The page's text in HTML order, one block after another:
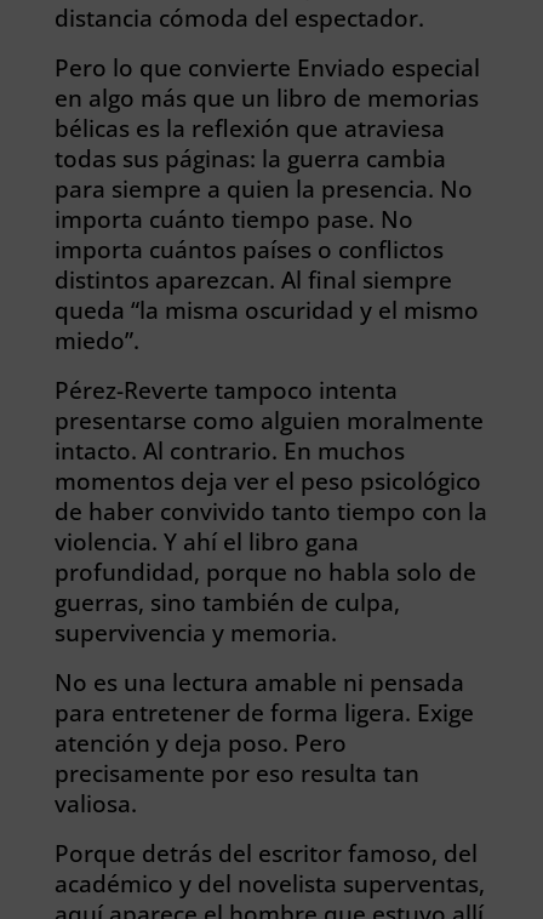
distancia cómoda del espectador.
Pero lo que convierte Enviado especial
en algo más que un libro de memorias
bélicas es la reflexión que atraviesa
todas sus páginas: la guerra cambia
para siempre a quien la presencia. No
importa cuánto tiempo pase. No
importa cuántos países o conflictos
distintos aparezcan. Al final siempre
queda “la misma oscuridad y el mismo
miedo”.
Pérez-Reverte tampoco intenta
presentarse como alguien moralmente
intacto. Al contrario. En muchos
momentos deja ver el peso psicológico
de haber convivido tanto tiempo con la
violencia. Y ahí el libro gana
profundidad, porque no habla solo de
guerras, sino también de culpa,
supervivencia y memoria.
No es una lectura amable ni pensada
para entretener de forma ligera. Exige
atención y deja poso. Pero
precisamente por eso resulta tan
valiosa.
Porque detrás del escritor famoso, del
académico y del novelista superventas,